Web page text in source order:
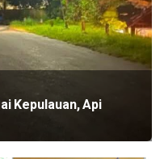
Kepulauan, Api